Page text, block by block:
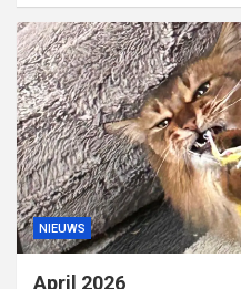
NIEUWS
April 2026